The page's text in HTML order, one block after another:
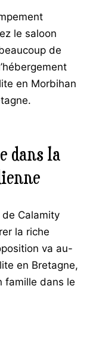
le saloon
de
en Morbihan
dans la
Calamity
la riche
va au-
en Bretagne,
famille dans le